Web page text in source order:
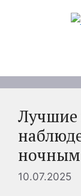
Лучшие
10.07.2025